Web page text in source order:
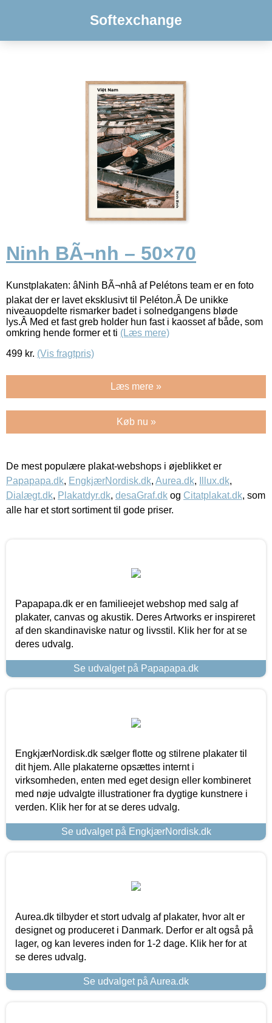
Softexchange
Ninh BÃ¬nh – 50×70
Kunstplakaten: âNinh BÃ¬nhâ af Pelétons team er en foto
plakat der er lavet eksklusivt til Peléton.Â De unikke
niveauopdelte rismarker badet i solnedgangens bløde
lys.Â Med et fast greb holder hun fast i kaosset af både, som
omkring hende former et ti (Læs mere)
499 kr. (Vis fragtpris)
Læs mere »
Køb nu »
De mest populære plakat-webshops i øjeblikket er
Papapapa.dk, EngkjærNordisk.dk, Aurea.dk, Illux.dk,
Dialægt.dk, Plakatdyr.dk, desaGraf.dk og Citatplakat.dk, som
alle har et stort sortiment til gode priser.
Papapapa.dk er en familieejet webshop med salg af
plakater, canvas og akustik. Deres Artworks er inspireret
af den skandinaviske natur og livsstil. Klik her for at se
deres udvalg.
Se udvalget på Papapapa.dk
EngkjærNordisk.dk sælger flotte og stilrene plakater til
dit hjem. Alle plakaterne opsættes internt i
virksomheden, enten med eget design eller kombineret
med nøje udvalgte illustrationer fra dygtige kunstnere i
verden. Klik her for at se deres udvalg.
Se udvalget på EngkjærNordisk.dk
Aurea.dk tilbyder et stort udvalg af plakater, hvor alt er
designet og produceret i Danmark. Derfor er alt også på
lager, og kan leveres inden for 1-2 dage. Klik her for at
se deres udvalg.
Se udvalget på Aurea.dk